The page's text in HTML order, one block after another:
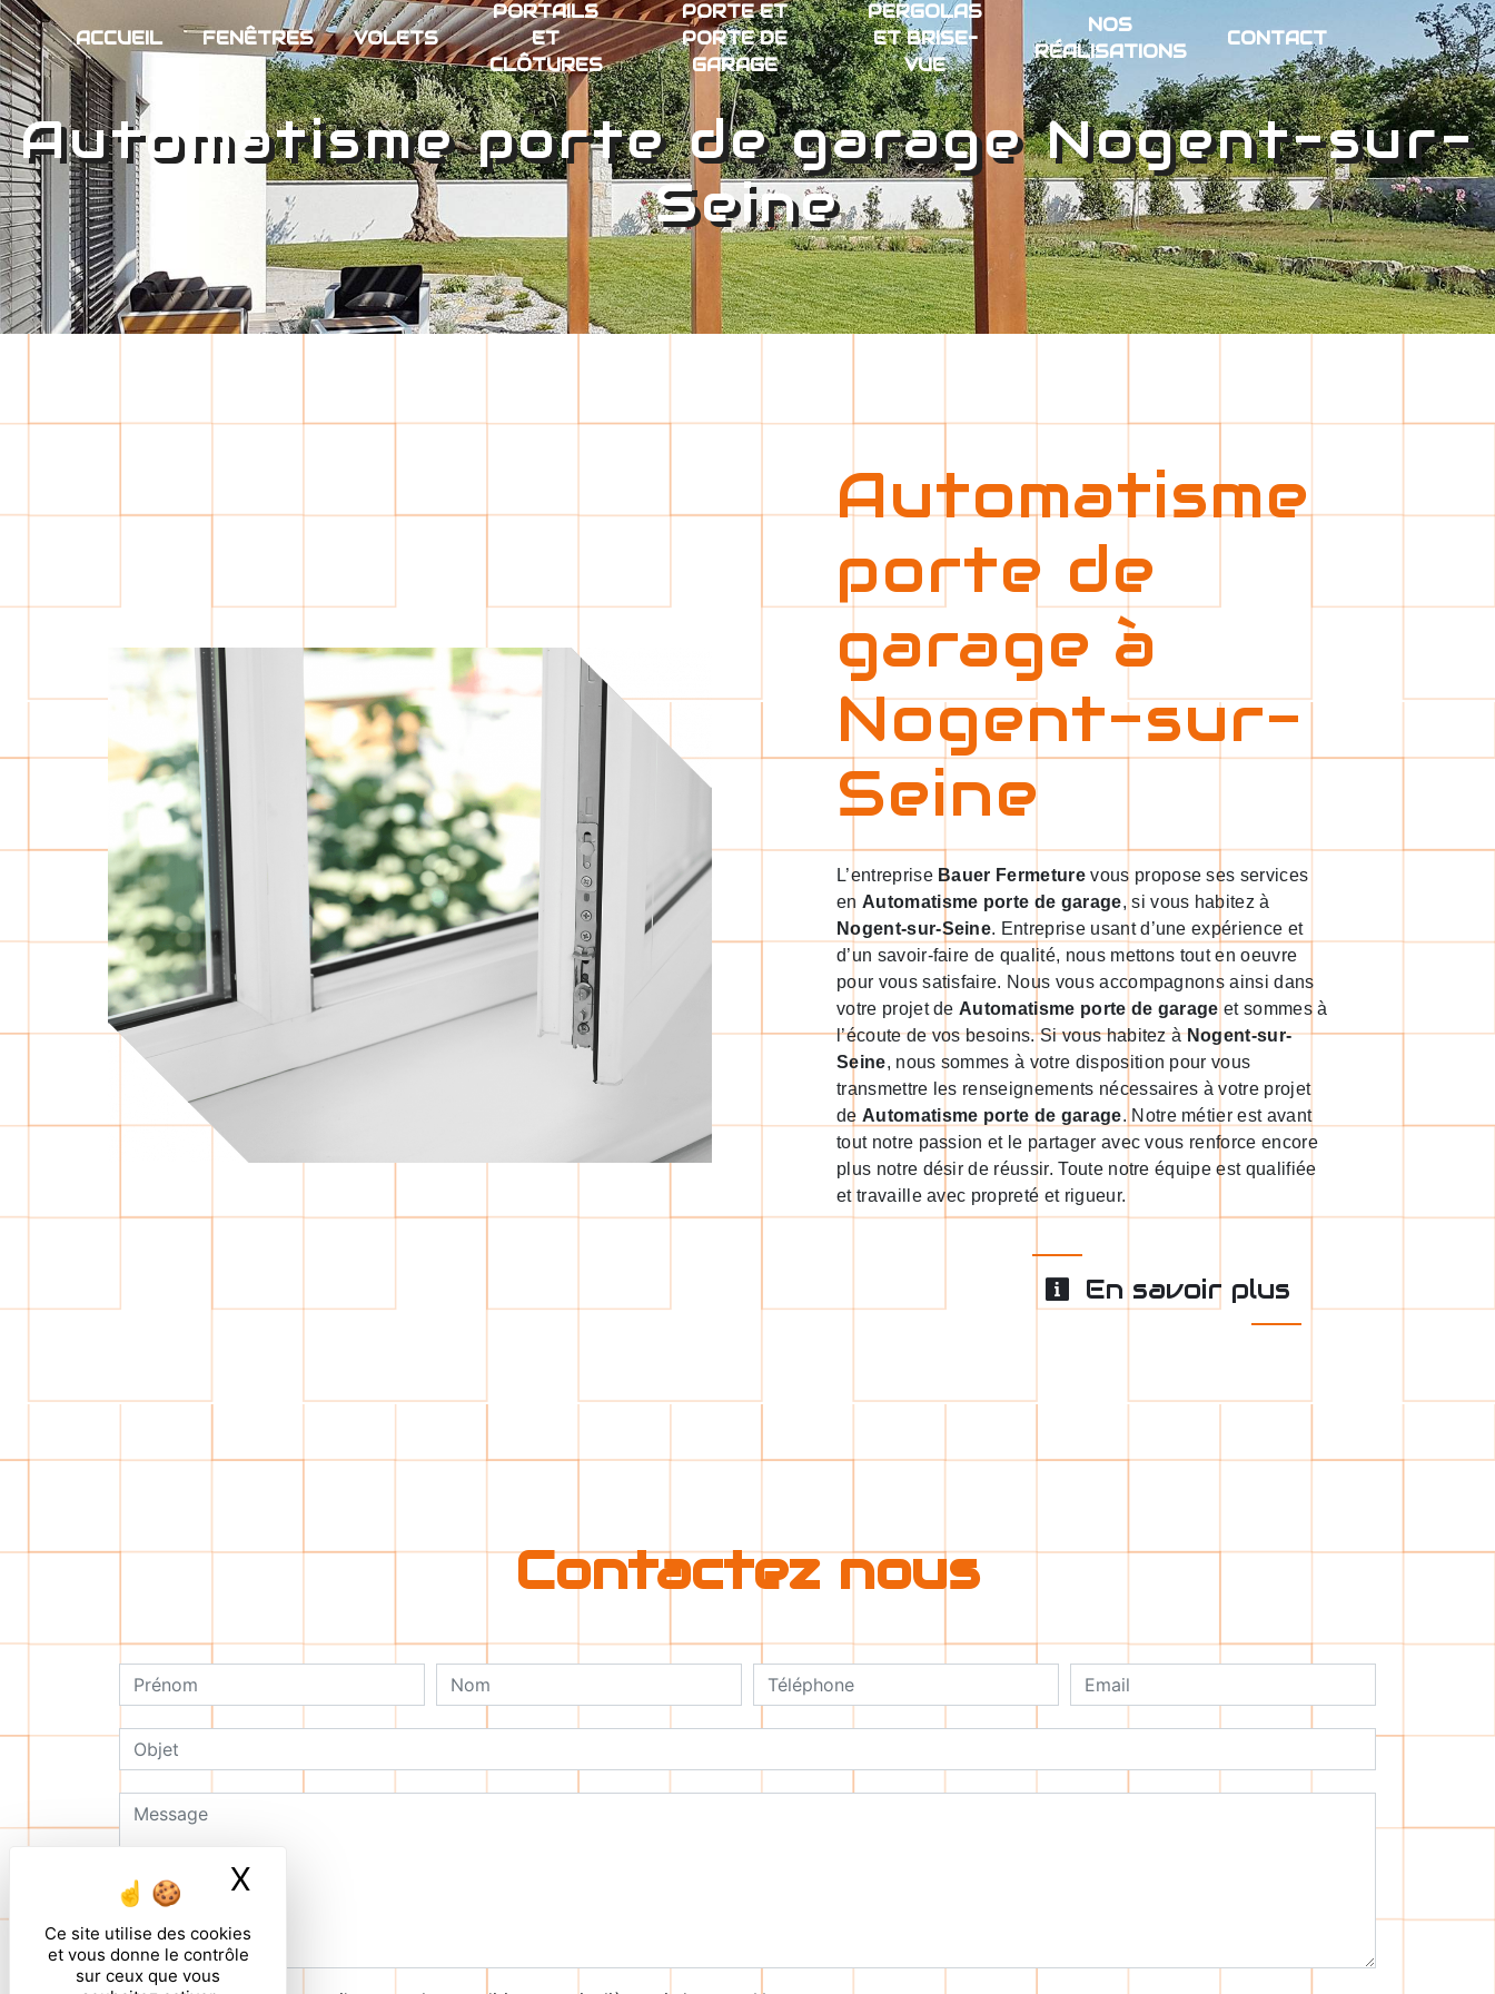
Panneau de gestion des cookies
Ce site utilise des cookies
et vous donne le contrôle
sur ceux que vous
X
ACCUEIL FENÊTRES VOLETS
PORTAILS
ET
CLÔTURES
PORTE ET
PORTE DE
GARAGE
PERGOLAS
ET BRISE-
VUE
NOS
RÉALISATIONS
CONTACT
Automatisme porte de garage Nogent-sur-
Seine
Automatisme
porte de
garage à
Nogent-sur-
Seine
L’entreprise Bauer Fermeturevous propose ses services
en Automatisme porte de garage, si vous habitez à
Nogent-sur-Seine. Entreprise usant d’une expérience et
d’un savoir-faire de qualité, nous mettons tout en oeuvre
pour vous satisfaire. Nous vous accompagnons ainsi dans
votre projet de Automatisme porte de garage et sommes à
l’écoute de vos besoins. Si vous habitez àNogent-sur-
Seine, nous sommes à votre disposition pour vous
transmettre les renseignements nécessaires à votre projet
de Automatisme porte de garage. Notre métier est avant
tout notre passion et le partager avec vous renforce encore
plus notre désir de réussir. Toute notre équipe est qualifiée
et travaille avec propreté et rigueur.
En savoir plus
Contactez nous